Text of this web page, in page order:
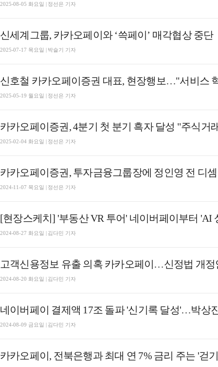
2025-08-05 화요일 | 정선은 기자
신세계그룹, 카카오페이와 ‘쓱페이’ 매각협상 중단
2025-07-17 목요일 | 박슬기 기자
신호철 카카오페이증권 대표, 현장행보…"서비스
2025-05-19 월요일 | 정선은 기자
카카오페이증권, 4분기 첫 분기 흑자 달성 "주식거
2025-02-04 화요일 | 정선은 기자
카카오페이증권, 투자금융그룹장에 정인영 전 디
2024-11-07 목요일 | 정선은 기자
2024-08-27 화요일 | 김다민 기자
고객신용정보 유출 의혹 카카오페이…신정법 개정
2024-08-20 화요일 | 김다민 기자
2024-08-09 금요일 | 김다민 기자
카카오페이, 전북은행과 최대 연 7% 금리 주는 '걷